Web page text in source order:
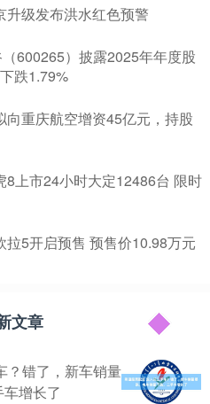
升级发布洪水红色预警
600265）披露2025年年度股
跌1.79%
重庆航空增资45亿元，持股
上市24小时大定12486台 限时
5开启预售 预售价10.98万元
文章
？错了，新车销量
增长了